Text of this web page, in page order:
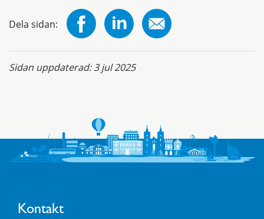
Dela sidan:
Sidan uppdaterad:3 jul 2025
Kontakt